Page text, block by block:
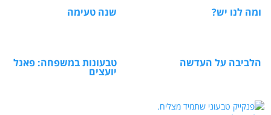
ומה לנו יש? שנה טעימה
הלביבה על העדשה טבעונות במשפחה: פאנל
יועצים